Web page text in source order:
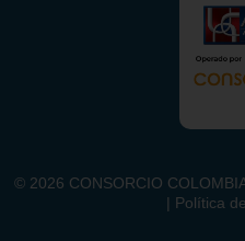
© 2026 CONSORCIO
| Política